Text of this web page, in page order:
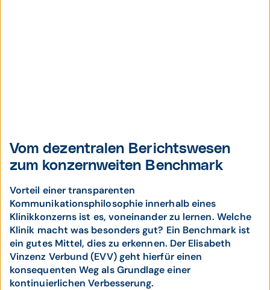
Vom dezentralen Berichtswesen
zum konzernweiten Benchmark
Vorteil einer transparenten
Kommunikationsphilosophie innerhalb eines
Klinikkonzerns ist es, voneinander zu lernen. Welche
Klinik macht was besonders gut? Ein Benchmark ist
ein gutes Mittel, dies zu erkennen. Der Elisabeth
Vinzenz Verbund (EVV) geht hierfür einen
konsequenten Weg als Grundlage einer
kontinuierlichen Verbesserung.